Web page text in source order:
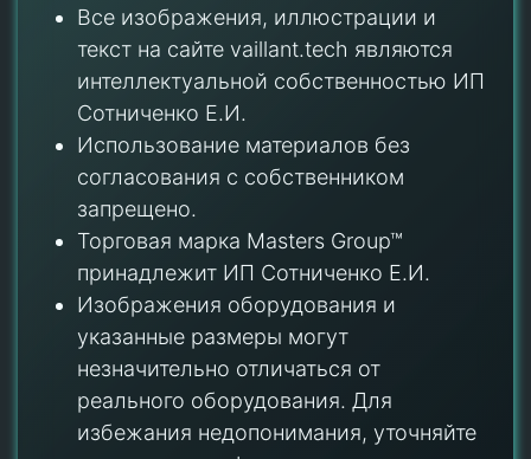
Все изображения, иллюстрации и
текст на сайте vaillant.tech являются
интеллектуальной собственностью ИП
Сотниченко Е.И.
Использование материалов без
согласования с собственником
запрещено.
Торговая марка Masters Group™
принадлежит ИП Сотниченко Е.И.
Изображения оборудования и
указанные размеры могут
незначительно отличаться от
реального оборудования. Для
избежания недопонимания, уточняйте